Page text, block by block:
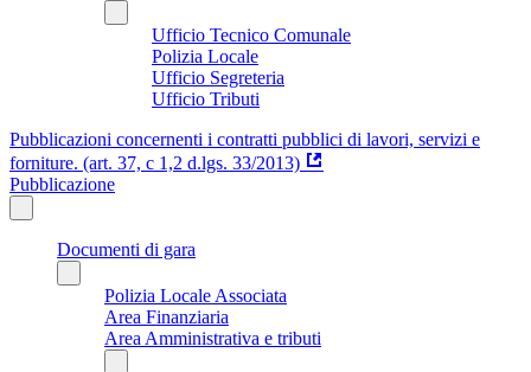
Ufficio Tecnico Comunale
Polizia Locale
Ufficio Segreteria
Ufficio Tributi
Pubblicazioni concernenti i contratti pubblici di lavori, servizi e
forniture. (art. 37, c 1,2 d.lgs. 33/2013)
Pubblicazione
Documenti di gara
Polizia Locale Associata
Area Finanziaria
Area Amministrativa e tributi